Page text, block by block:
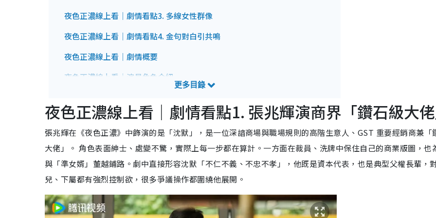
夜色正濃線上看｜劇情看點3. 多線女性群像
夜色正濃線上看｜劇情看點4. 金句對白引共鳴
夜色正濃線上看｜劇情概要
夜色正濃線上看｜演員角色介紹
張超飾演：董越
闞清子飾演：喬海倫
張兆輝飾演：沈默
袁文康飾演：肖揚
夜色正濃線上看｜追劇日曆/集數更新詳情
夜色正濃線上看｜預告片
夜色正濃線上看｜劇情看點1. 張兆輝演商界「鑽石級大
張兆輝在《夜色正濃》中飾演的是「沈默」，是一位深諳商場與職場規則的高階生意人、GST 重要經銷商兼「
大佬」。 角色表面紳士、處變不驚，實際上每一步都在算計。一方面在裁員、洗牌中保住自己的商業版圖，也
與「準女婿」董越鋪路。劇中直接形容沈默「不仁不義、不忠不孝」，他既是資本代表，也是典型父權長輩，
兒、下屬都有強烈控制欲，很多爭議操作都圍繞他展開。